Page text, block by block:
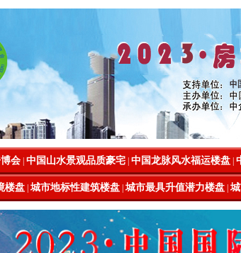
会 中国山水景观品质豪宅 中国龙脉风水福运楼盘
楼盘 城市地标性建筑楼盘 城市最具升值潜力楼盘